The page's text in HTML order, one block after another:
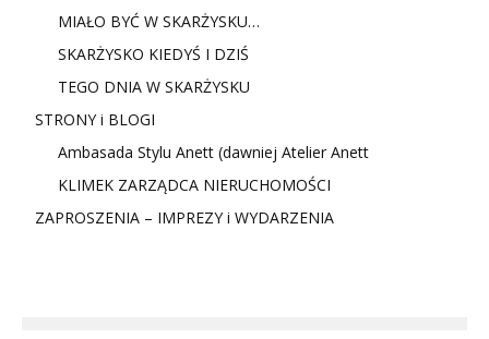
MIAŁO BYĆ W SKARŻYSKU…
SKARŻYSKO KIEDYŚ I DZIŚ
TEGO DNIA W SKARŻYSKU
STRONY i BLOGI
Ambasada Stylu Anett (dawniej Atelier Anett
KLIMEK ZARZĄDCA NIERUCHOMOŚCI
ZAPROSZENIA – IMPREZY i WYDARZENIA